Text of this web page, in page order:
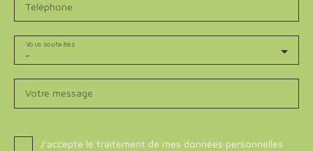
Téléphone
-
Vous souhaitez
Votre message
J'accepte le traitement de mes données personnelles